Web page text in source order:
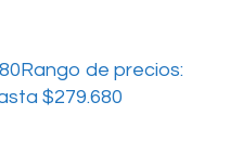
Rango de precios:
$279.680